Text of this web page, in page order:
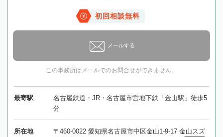
初回相談無料
メールする
この事務所はメールでのお問合せができません。
最寄駅
名古屋鉄道・JR・名古屋市営地下鉄「金山駅」徒歩5
分
所在地
〒460-0022 愛知県名古屋市中区金山1-9-17 金山スズ